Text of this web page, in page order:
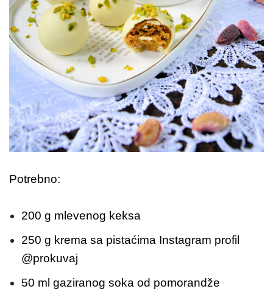
Potrebno:
200 g mlevenog keksa
250 g krema sa pistaćima Instagram profil
@prokuvaj
50 ml gaziranog soka od pomorandže